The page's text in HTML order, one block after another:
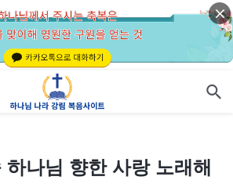
사랑 노래해
나님 향한 사랑 노래해